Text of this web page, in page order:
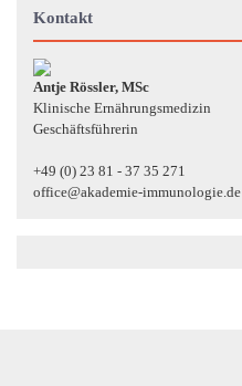
Kontakt
Antje Rössler, MSc
Klinische Ernährungsmedizin
Geschäftsführerin
+49 (0) 23 81 - 37 35 271
office@akademie-immunologie.de